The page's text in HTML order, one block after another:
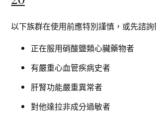
以下族群在使用前應特別謹慎，或先諮詢
正在服用硝酸鹽類心臟藥物者
有嚴重心血管疾病史者
肝腎功能嚴重異常者
對他達拉非成分過敏者